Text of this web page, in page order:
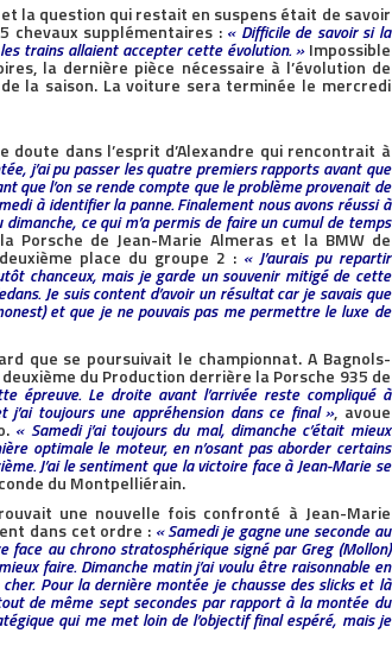
la question qui restait en suspens était de savoir
chevaux supplémentaires : « Difficile de savoir si la
trains allaient accepter cette évolution. »Impossible
la dernière pièce nécessaire à l’évolution de
la saison. La voiture sera terminée le mercredi
dans l’esprit d’Alexandre qui rencontrait à
j’ai pu passer les quatre premiers rapports avant que
que l’on se rende compte que le problème provenait de
à identifier la panne. Finalement nous avons réussi à
ce qui m’a permis de faire un cumul de temps
Porsche de Jean-Marie Almeras et la BMW de
place du groupe 2 : « J’aurais pu repartir
chanceux, mais je garde un souvenir mitigé de cette
Je suis content d’avoir un résultat car je savais que
et que je ne pouvais pas me permettre le luxe de
que se poursuivait le championnat. A Bagnols-
du Production derrière la Porsche 935 de
épreuve. Le droite avant l’arrivée reste compliqué à
toujours une appréhension dans ce final », avoue
« Samedi j’ai toujours du mal, dimanche c’était mieux
optimale le moteur, en n’osant pas aborder certains
J’ai le sentiment que la victoire face à Jean-Marie se
du Montpelliérain.
une nouvelle fois confronté à Jean-Marie
dans cet ordre : « Samedi je gagne une seconde au
face au chrono stratosphérique signé par Greg (Mollon)
faire. Dimanche matin j’ai voulu être raisonnable en
Pour la dernière montée je chausse des slicks et là
de même sept secondes par rapport à la montée du
qui me met loin de l’objectif final espéré, mais je